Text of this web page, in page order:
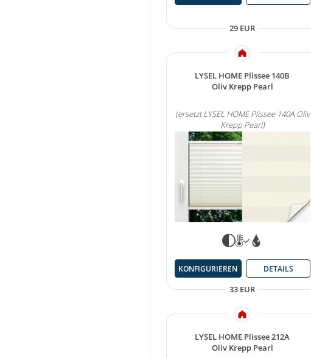
29 EUR
LYSEL HOME Plissee 140B
Oliv Krepp Pearl
(ersetzt LYSEL HOME Plissee 140A Oliv
Krepp Pearl)
33 EUR
KONFIGURIEREN DETAILS
LYSEL HOME Plissee 212A
Oliv Krepp Pearl